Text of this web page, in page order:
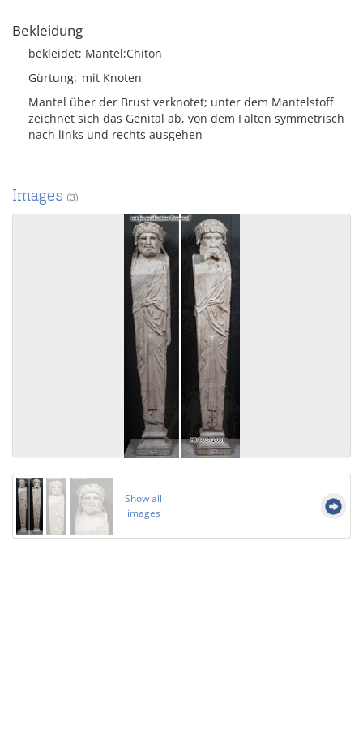
Bekleidung
bekleidet; Mantel;Chiton
Gürtung mit Knoten
Mantel über der Brust verknotet; unter dem Mantelstoff
zeichnet sich das Genital ab, von dem Falten symmetrisch
nach links und rechts ausgehen
Images (3)
Show all
images